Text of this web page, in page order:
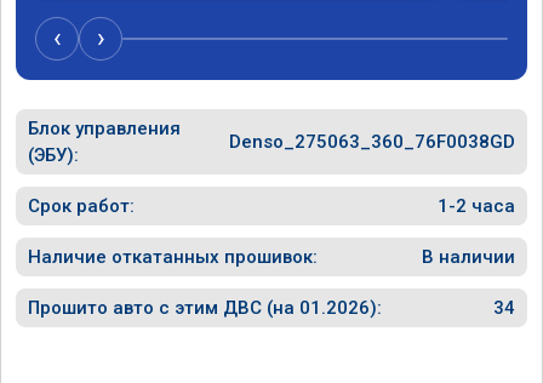
‹ ›
Блок управления
(ЭБУ):
Denso_275063_360_76F0038GD
Срок работ: 1-2 часа
Наличие откатанных прошивок: В наличии
Прошито авто с этим ДВС (на 01.2026): 34